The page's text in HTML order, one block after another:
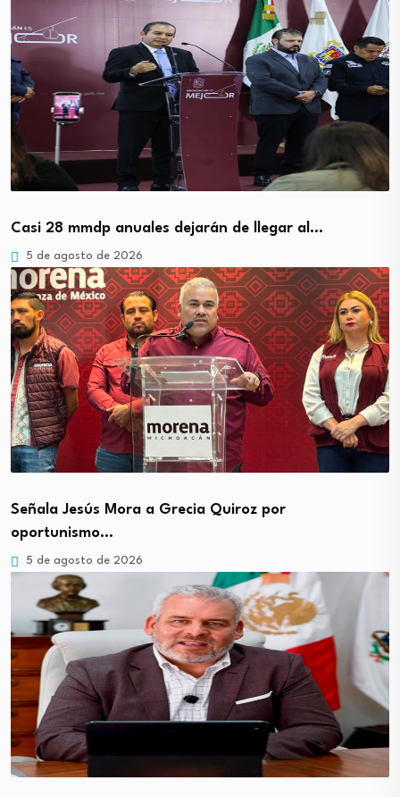
Casi 28 mmdp anuales dejarán de llegar al…
5 de agosto de 2026
Señala Jesús Mora a Grecia Quiroz por
oportunismo…
5 de agosto de 2026